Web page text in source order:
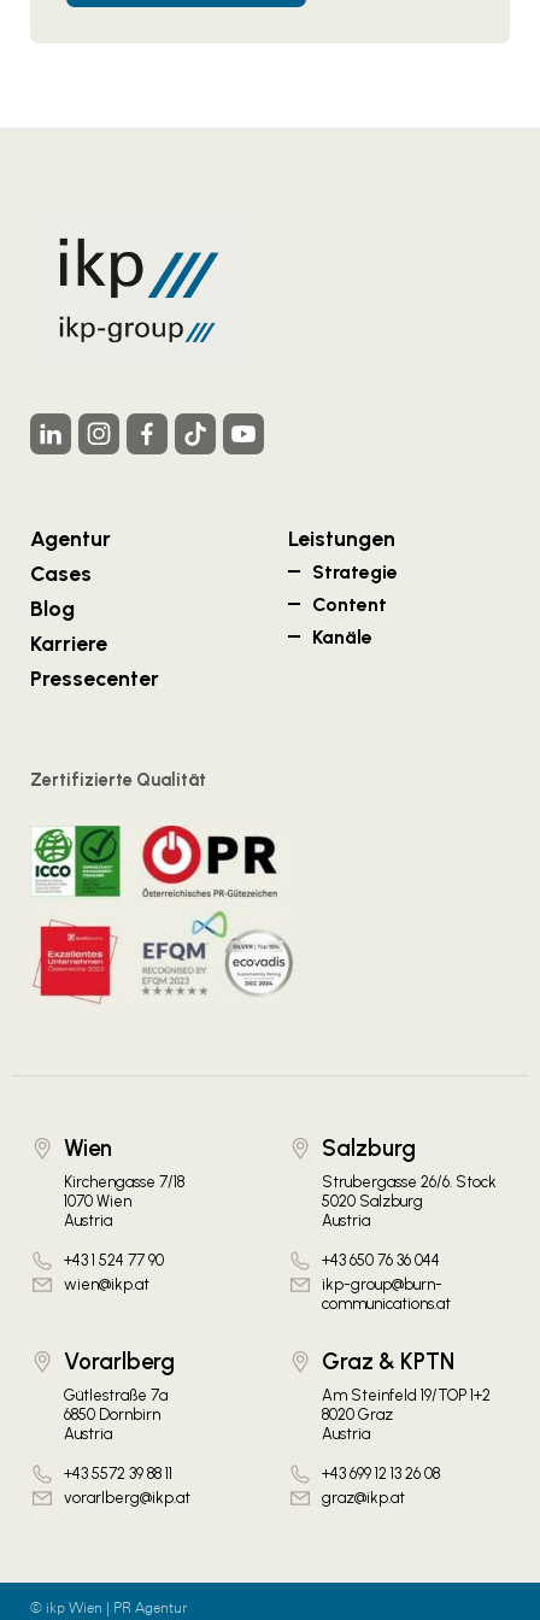
Agentur
Cases
Blog
Karriere
Pressecenter
Leistungen
Strategie
Content
Kanäle
Zertifizierte Qualität
Wien
Kirchengasse 7/18
1070 Wien
Austria
+43 1 524 77 90
wien@ikp.at
Salzburg
Strubergasse 26/6. Stock
5020 Salzburg
Austria
+43 650 76 36 044
ikp-group@burn-
communications.at
Vorarlberg
Gütlestraße 7a
6850 Dornbirn
Austria
+43 5572 39 88 11
vorarlberg@ikp.at
Graz & KPTN
Am Steinfeld 19/TOP 1+2
8020 Graz
Austria
+43 699 12 13 26 08
graz@ikp.at
© ikp Wien | PR Agentur